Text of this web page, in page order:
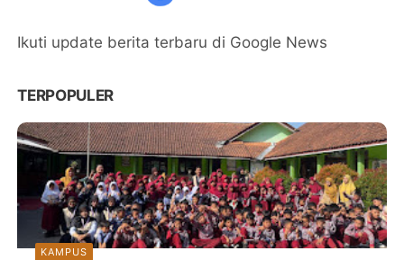
Ikuti update berita terbaru di Google News
TERPOPULER
KAMPUS